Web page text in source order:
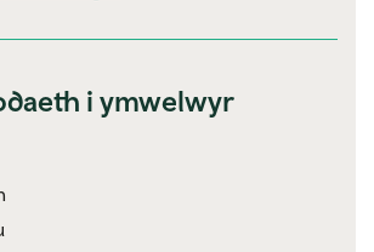
i ymwelwyr